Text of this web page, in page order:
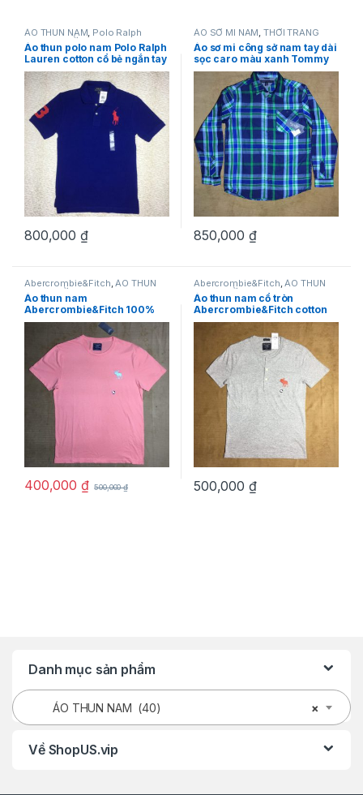
ÁO THUN NAM, Polo Ralph
Lauren THỜI TRANG NAM
Áo thun polo nam Polo Ralph
Lauren cotton cổ bẻ ngắn tay
màu xanh dương size L hàng
mỹ chính hãng
800,000 ₫
ÁO SƠ MI NAM,THỜI TRANG
NAM Tommy Hilfiger
Áo sơ mi công sở nam tay dài
sọc caro màu xanh Tommy
Hilfiger size L
850,000 ₫
Abercrombie&Fitch ÁO THUN
NAM THỜI TRANG NAM
Áo thun nam
Abercrombie&Fitch 100%
cotton cổ tròn ngắn tay màu
cà rốt size S chính hãng
hàng mỹ
400,000 ₫ 500,000₫
Abercrombie&Fitch ÁO THUN
NAM THỜI TRANG NAM
Áo thun nam cổ tròn
Abercrombie&Fitch cotton
ngắn tay màu xám size XS
hàng mỹ chính hãng
500,000 ₫
Danh mục sản phẩm
×
ÁO THUN NAM (40)
Về ShopUS.vip